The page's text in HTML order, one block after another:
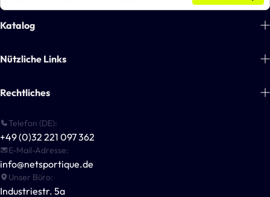
Katalog
Handball
Multisport-Ausrüstung
Outdoor-Spiele
Andere Sportarten
Nützliche Links
Kontakt
Für Vereine & Unternehmen
Rechtliches
Zahlungsinformationen
Allgemeine Geschäftsbedingungen
Datenschutzerklärung
Versandrichtlinie
Telefon (DE):
+49 (0)32 221 097 362
E-Mail-Adresse:
info@netsportique.de
Unser Büro:
Industriestr. 5a